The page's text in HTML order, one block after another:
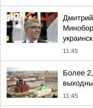
11:45
Более
11:45